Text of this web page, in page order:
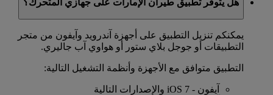
هل يتوفر تطبيق طيران الإمارات على جهازي المتحرك؟
يمكنكم تنزيل التطبيق على أجهزة آندرويد وآيفون من متجر
التطبيقات أو جوجل بلاي ستور أو هواوي آب جاليري.
التطبيق متوافق مع الأجهزة وأنظمة التشغيل التالية:
آيفون - iOS 7 والإصدارات التالية